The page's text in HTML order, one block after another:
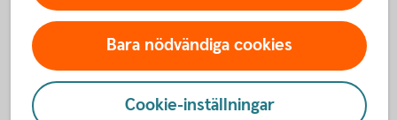
drar mindre skatt på din lön varje månad. Att jämka kan vara
ett bra alternativ om du har höga ränteutgifter och vill sänka
din månadskostnad.
Så funkar ränteavdrag och jämkning
Ansök om jämkning (skatteverket.se)
Bara nödvändiga cookies
Cookie-inställningar